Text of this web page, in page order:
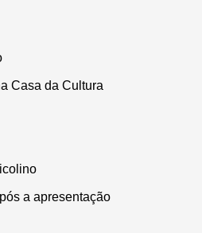
Casa da Cultura
a apresentação